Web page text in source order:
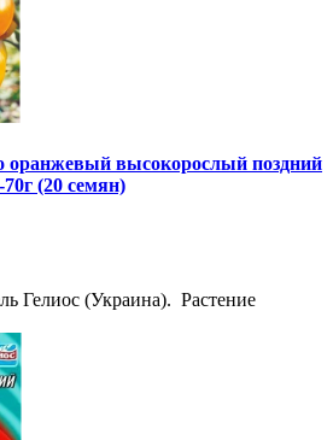
оранжевый высокорослый поздний
(20 семян)
Гелиос (Украина). Растение